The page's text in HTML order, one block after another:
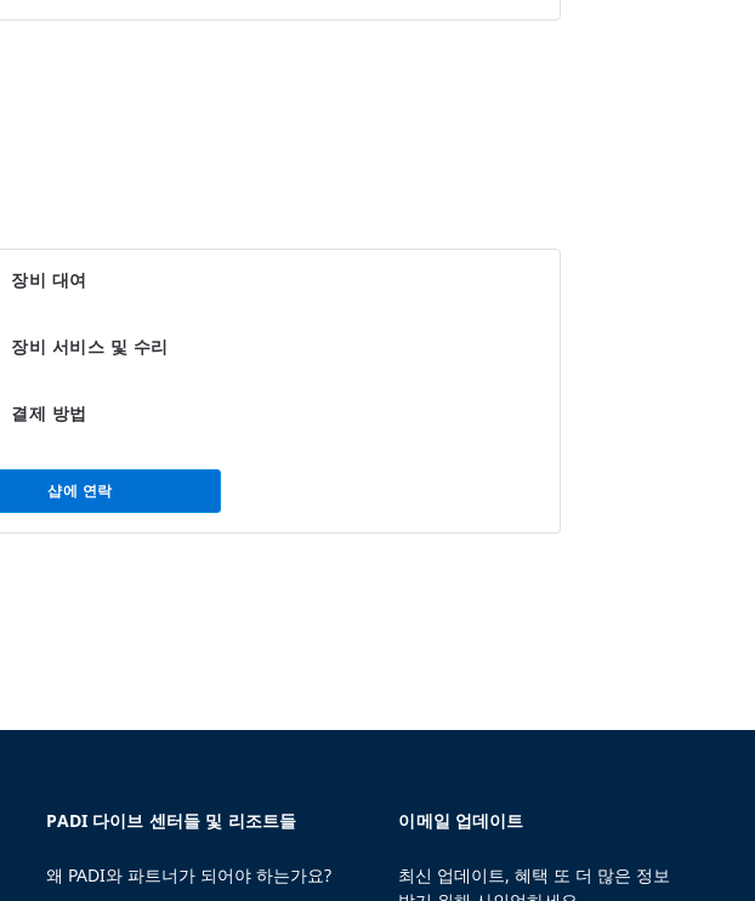
장비 대여
장비 서비스 및 수리
결제 방법
샵에 연락
PADI 다이브 센터들 및 리조트들
왜 PADI와 파트너가 되어야 하는가요?
이메일 업데이트
최신 업데이트, 혜택 또 더 많은 정보